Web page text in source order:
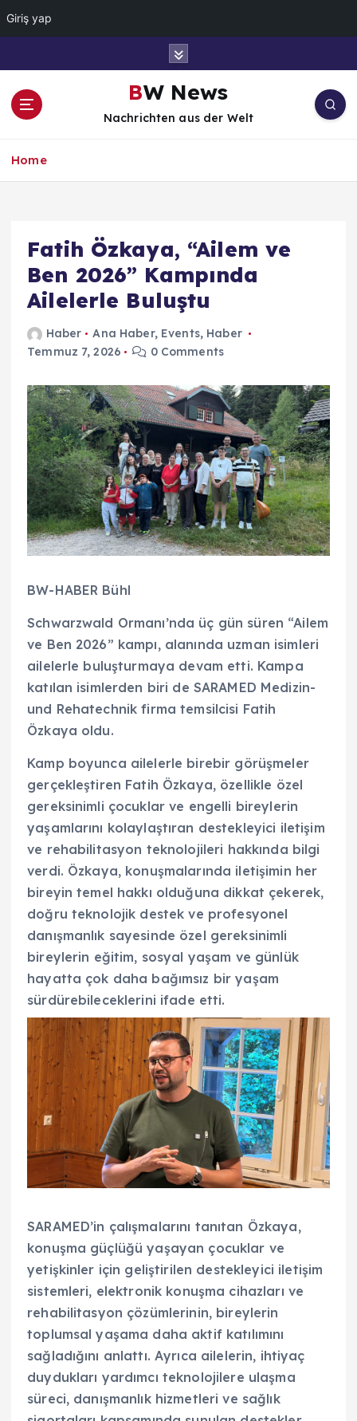
Giriş yap
BW News
Nachrichten aus der Welt
Home
Fatih Özkaya, “Ailem ve
Ben 2026” Kampında
Ailelerle Buluştu
Haber Ana Haber, Events, Haber
Temmuz 7, 2026
0 Comments
BW-HABER Bühl
Schwarzwald Ormanı’nda üç gün süren “Ailem
ve Ben 2026” kampı, alanında uzman isimleri
ailelerle buluşturmaya devam etti. Kampa
katılan isimlerden biri de SARAMED Medizin-
und Rehatechnik firma temsilcisi Fatih
Özkaya oldu.
Kamp boyunca ailelerle birebir görüşmeler
gerçekleştiren Fatih Özkaya, özellikle özel
gereksinimli çocuklar ve engelli bireylerin
yaşamlarını kolaylaştıran destekleyici iletişim
ve rehabilitasyon teknolojileri hakkında bilgi
verdi. Özkaya, konuşmalarında iletişimin her
bireyin temel hakkı olduğuna dikkat çekerek,
doğru teknolojik destek ve profesyonel
danışmanlık sayesinde özel gereksinimli
bireylerin eğitim, sosyal yaşam ve günlük
hayatta çok daha bağımsız bir yaşam
sürdürebileceklerini ifade etti.
SARAMED’in çalışmalarını tanıtan Özkaya,
konuşma güçlüğü yaşayan çocuklar ve
yetişkinler için geliştirilen destekleyici iletişim
sistemleri, elektronik konuşma cihazları ve
rehabilitasyon çözümlerinin, bireylerin
toplumsal yaşama daha aktif katılımını
sağladığını anlattı. Ayrıca ailelerin, ihtiyaç
duydukları yardımcı teknolojilere ulaşma
süreci, danışmanlık hizmetleri ve sağlık